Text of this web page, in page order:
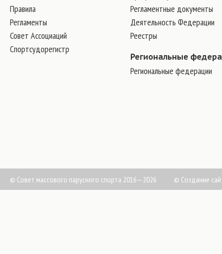
Правила
Регламенты
Совет Ассоциаций
Спортсудорегистр
Регламентные документы
Деятельность Федерации
Реестры
Региональные
Региональные федерации
© Совет массового парусного спорта 2016—2026 © Создание